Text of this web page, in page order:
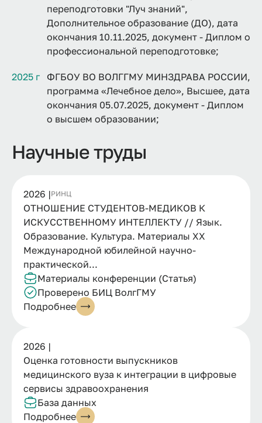
переподготовки "Луч знаний",
Дополнительное образование (ДО), дата
окончания 10.11.2025, документ - Диплом о
профессиональной переподготовке;
2025 г
ФГБОУ ВО ВОЛГГМУ МИНЗДРАВА РОССИИ,
программа «Лечебное дело», Высшее, дата
окончания 05.07.2025, документ - Диплом
о высшем образовании;
Научные труды
2026 |РИНЦ
ОТНОШЕНИЕ СТУДЕНТОВ-МЕДИКОВ К
ИСКУССТВЕННОМУ ИНТЕЛЛЕКТУ // Язык.
Образование. Культура. Материалы XX
Международной юбилейной научно-
практической...
Материалы конференции (Статья)
Проверено БИЦ ВолгГМУ
Подробнее
2026 |
Оценка готовности выпускников
медицинского вуза к интеграции в цифровые
сервисы здравоохранения
База данных
Подробнее